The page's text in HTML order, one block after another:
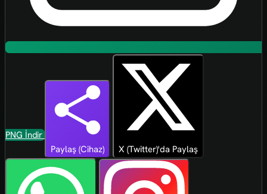
PNG İndir
Paylaş (Cihaz)
X (Twitter)'da Paylaş